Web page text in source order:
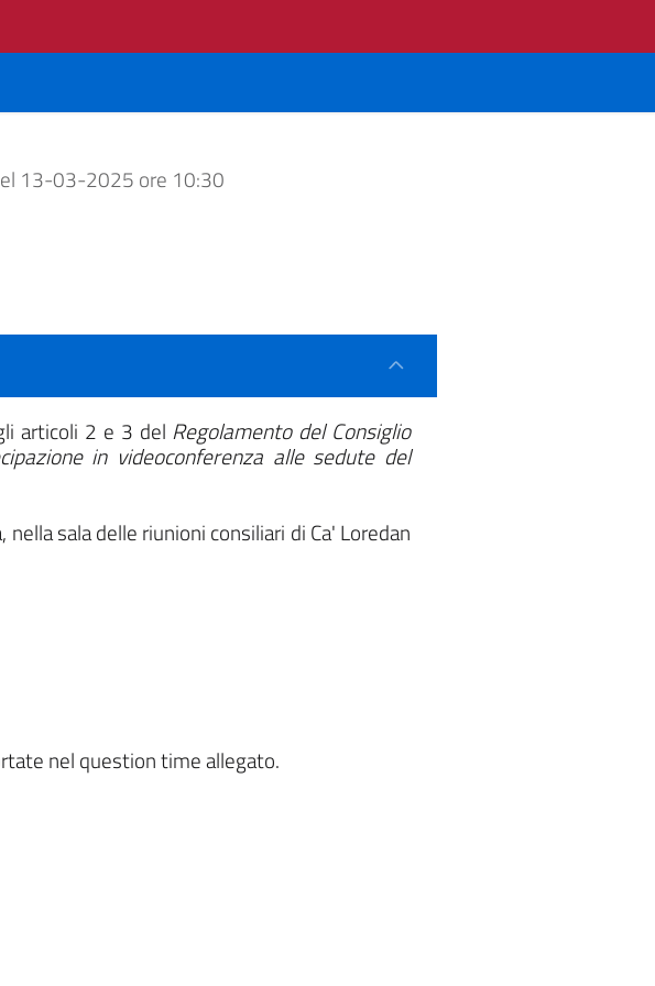
13-03-2025 ore 10:30
articoli 2 e 3 del Regolamento del Consiglio
in videoconferenza alle sedute del
sala delle riunioni consiliari di Ca' Loredan
nel question time allegato.